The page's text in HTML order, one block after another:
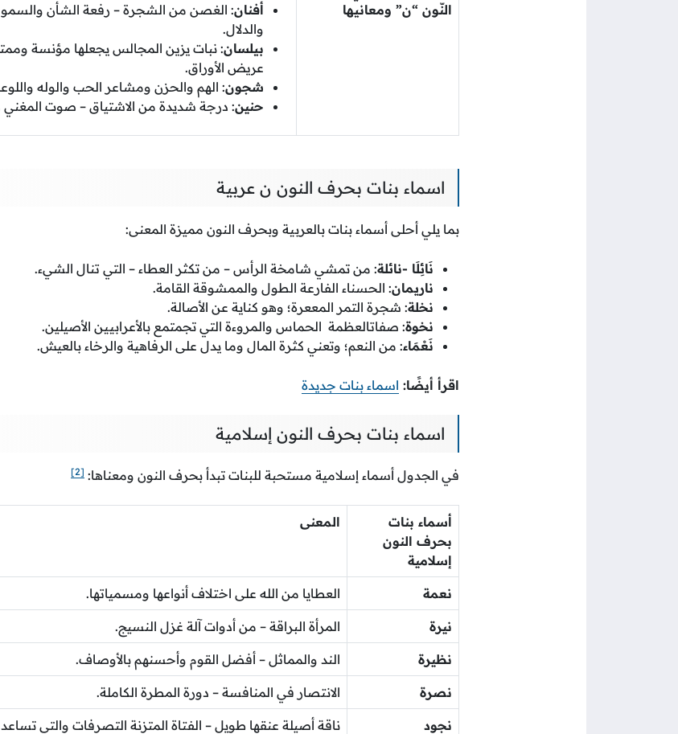
النّون “ن” ومعانيها
أفنان: الغصن من الشجرة – رفعة الشأن والسمو
والدلال.
بيلسان: نبات يزين المجالس يجعلها مؤنسة
عريض الأوراق.
شجون: الهم والحزن ومشاعر الحب والوله
حنين: درجة شديدة من الاشتياق – صوت المغني
اسماء بنات بحرف النون ن عربية
بما يلي أحلى أسماء بنات بالعربية وبحرف النون مميزة المعنى:
نَائِلَا -نائلة: من تمشي شامخة الرأس – من تكثر العطاء – التي تنال الشيء.
ناريمان: الحسناء الفارعة الطول والممشوقة القامة.
نخلة: شجرة التمر المععرة؛ وهو كناية عن الأصالة.
نخوة: صفاتالعظمة الحماس والمروءة التي تجمتمع بالأعرابيين الأصيلين.
نَعْمَاء: من النعم؛ وتعني كثرة المال وما يدل على الرفاهية والرخاء بالعيش.
اقرأ أيضًا: اسماء بنات جديدة
اسماء بنات بحرف النون إسلامية
في الجدول أسماء إسلامية مستحبة للبنات تبدأ بحرف النون ومعناها: [2]
أسماء بنات
بحرف النون
إسلامية
المعنى
نعمة العطايا من الله على اختلاف أنواعها ومسمياتها.
نيرة المرأة البراقة – من أدوات آلة غزل النسيج.
نظيرة الند والمماثل – أفضل القوم وأحسنهم بالأوصاف.
نصرة الانتصار في المنافسة – دورة المطرة الكاملة.
نجود ناقة أصيلة عنقها طويل – الفتاة المتزنة التصرفات والتي